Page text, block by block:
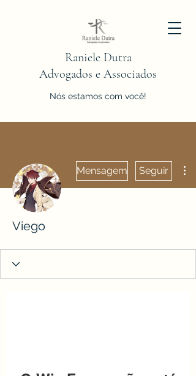
Raniele Dutra
Advogados e Associados
Nós estamos com você!
Mensagem Seguir
Viego